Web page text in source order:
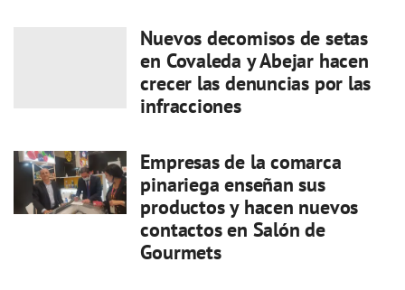
Nuevos decomisos de setas
en Covaleda y Abejar hacen
crecer las denuncias por las
infracciones
Empresas de la comarca
pinariega enseñan sus
productos y hacen nuevos
contactos en Salón de
Gourmets